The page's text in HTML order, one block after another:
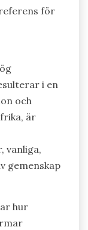
för
i en
och
är
vanliga,
gemenskap
hur